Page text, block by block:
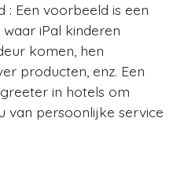
: Een voorbeeld is een
iPal kinderen
komen, hen
producten, enz. Een
in hotels om
van persoonlijke service